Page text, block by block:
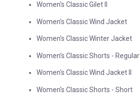
Women's Classic Gilet II
Women's Classic Wind Jacket
Women's Classic Winter Jacket
Women's Classic Shorts - Regular
Women's Classic Wind Jacket II
Women's Classic Shorts - Short